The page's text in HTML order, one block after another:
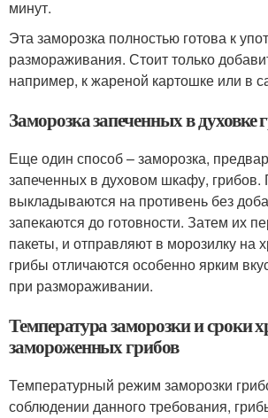
минут.
Эта заморозка полностью готова к
размораживания. Стоит только
например, к жареной картошке или в
Заморозка запеченных в духовке
Еще один способ – заморозка,
запеченных в духовом шкафу, грибов.
выкладываются на противень без
запекаются до готовности. Затем их
пакеты, и отправляют в морозилку на
грибы отличаются особенно ярким
при размораживании.
Температура заморозки и сроки
замороженных грибов
Температурный режим заморозки
соблюдении данного требования,